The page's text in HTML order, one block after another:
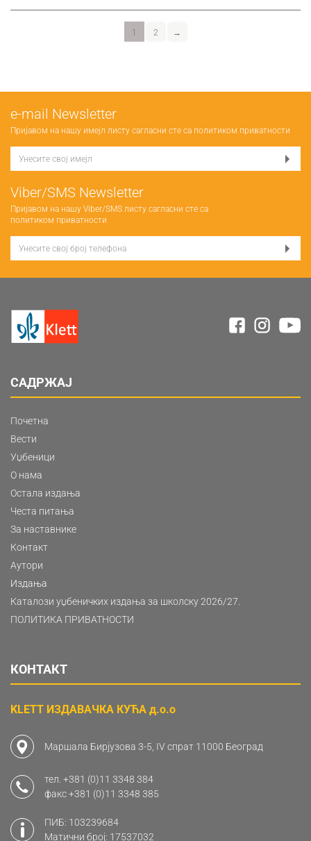
1 2 →
е-mail Newsletter
Пријавом на нашу имејл листу сагласни сте са политиком приватности
Viber/SMS Newsletter
Пријавом на нашу Viber/SMS листу сагласни сте са
политиком приватности
САДРЖАЈ
Почетна
Вести
Уџбеници
О нама
Остала издања
Честа питања
За наставнике
Контакт
Аутори
Издања
Каталози уџбеничких издања за школску 2026/27.
ПОЛИТИКА ПРИВАТНОСТИ
КОНТАКТ
KLETT ИЗДАВАЧКА КУЋА д.о.о
Маршала Бирјузова 3-5, IV спрат 11000 Београд
тел. +381 (0)11 3348 384
факс+381 (0)11 3348 385
ПИБ: 103239684
Матични број: 17537032